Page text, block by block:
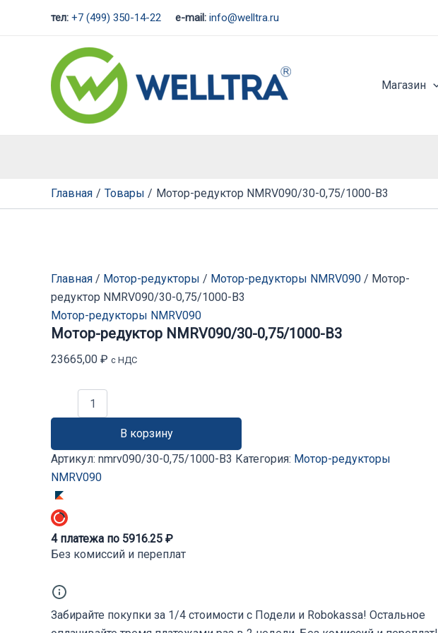
тел: +7 (499) 350-14-22 e-mail: info@welltra.ru
Магазин
Главная Товары Мотор-редуктор NMRV090/30-0,75/1000-B3
Главная / Мотор-редукторы / Мотор-редукторы NMRV090 / Мотор-
редуктор NMRV090/30-0,75/1000-B3
Мотор-редукторы NMRV090
Мотор-редуктор NMRV090/30-0,75/1000-B3
23665,00 ₽ с НДС
Мотор-
NMRV090/30-
0,75/1000-
B3
В корзину
Артикул: nmrv090/30-0,75/1000-B3 Категория: Мотор-редукторы
NMRV090
4платежа по 5916.25 ₽
Без комиссий и переплат
Забирайте покупки за 1/4 стоимости с Подели и Robokassa! Остальное